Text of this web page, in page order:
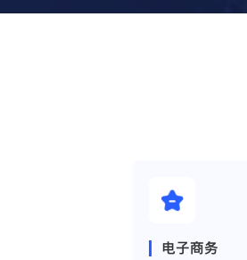
电子商务